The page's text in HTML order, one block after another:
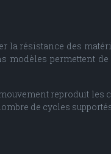
la résistance des
permettent
reproduit
de cycles